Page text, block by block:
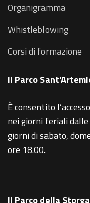
Organigramma
Whistleblowing
Corsi di formazione
Il Parco
È consentito
nei giorni feriali
giorni di sabato,
ore 18.00.
Il Parco della Storga